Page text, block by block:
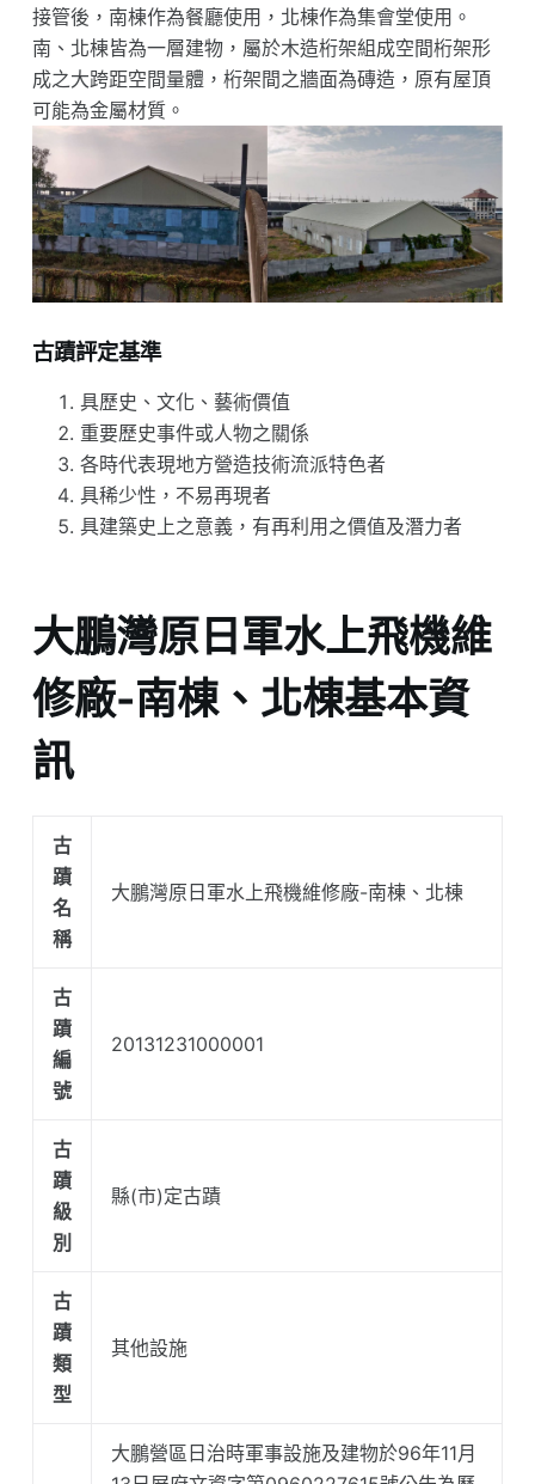
接管後，南棟作為餐廳使用，北棟作為集會堂使用。
南、北棟皆為一層建物，屬於木造桁架組成空間桁架形
成之大跨距空間量體，桁架間之牆面為磚造，原有屋頂
可能為金屬材質。
古蹟評定基準
具歷史、文化、藝術價值
重要歷史事件或人物之關係
各時代表現地方營造技術流派特色者
具稀少性，不易再現者
具建築史上之意義，有再利用之價值及潛力者
大鵬灣原日軍水上飛機維
修廠-南棟、北棟基本資
訊
古
蹟
名
稱
大鵬灣原日軍水上飛機維修廠-南棟、北棟
古
蹟
編
號
20131231000001
古
蹟
級
別
縣(市)定古蹟
古
蹟
類
型
其他設施
大鵬營區日治時軍事設施及建物於96年11月